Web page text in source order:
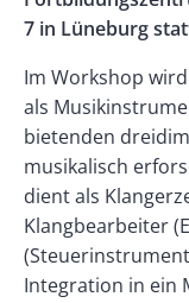
7 in Lüneburg
Im Workshop
als
bietenden
musikalisch
dient als
Klangbearbeiter
Integration in ein